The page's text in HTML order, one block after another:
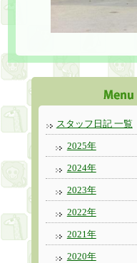
スタッフ日記 一覧
2025年
2024年
2023年
2022年
2021年
2020年